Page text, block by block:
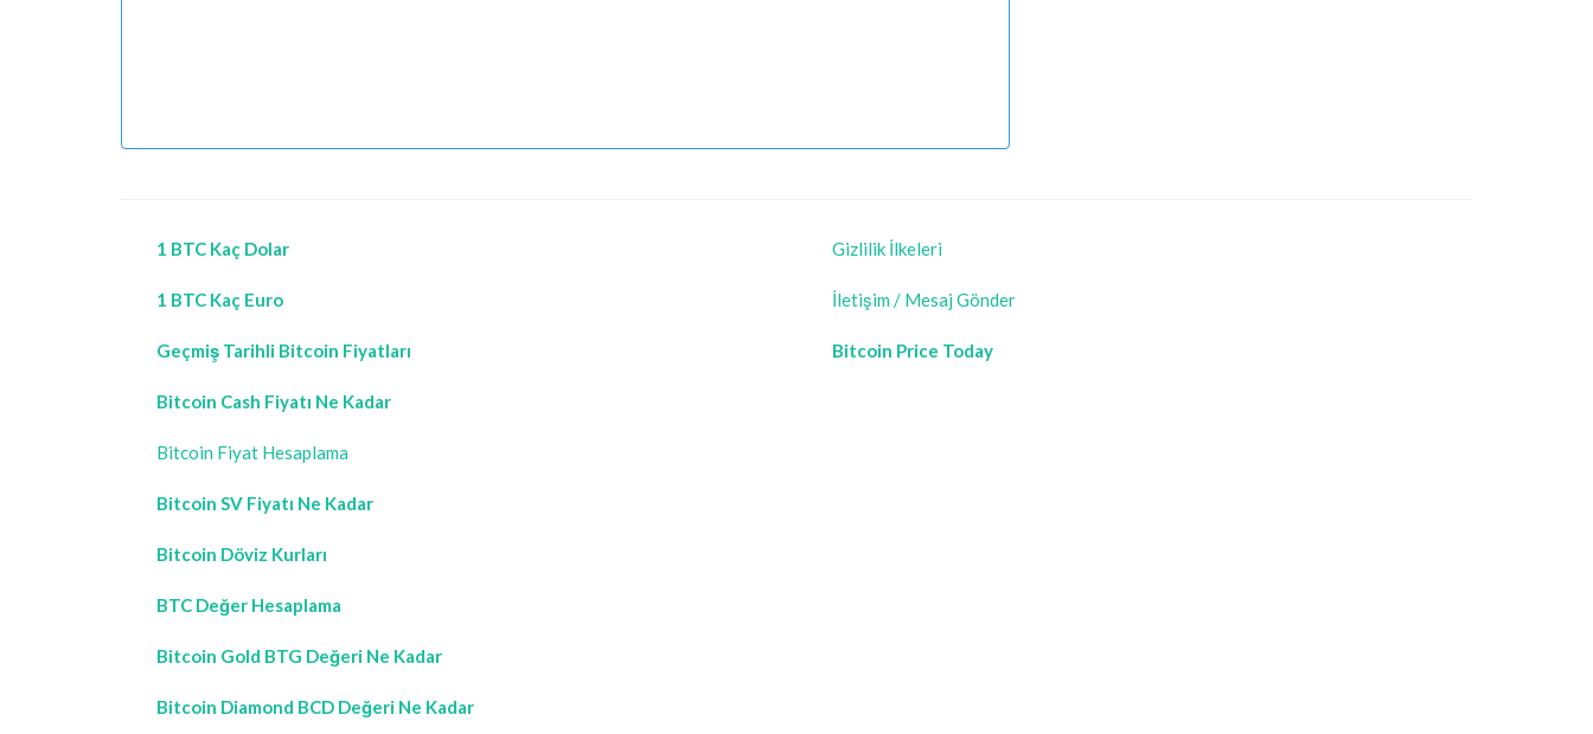
1 BTC Kaç Dolar
1 BTC Kaç Euro
Geçmiş Tarihli Bitcoin Fiyatları
Bitcoin Cash Fiyatı Ne Kadar
Bitcoin Fiyat Hesaplama
Bitcoin SV Fiyatı Ne Kadar
Bitcoin Döviz Kurları
BTC Değer Hesaplama
Bitcoin Gold BTG Değeri Ne Kadar
Bitcoin Diamond BCD Değeri Ne Kadar
Gizlilik İlkeleri
İletişim / Mesaj Gönder
Bitcoin Price Today